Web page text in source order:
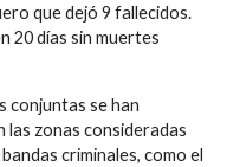
que dejó 9 fallecidos.
20 días sin muertes
conjuntas se han
las zonas consideradas
criminales, como el